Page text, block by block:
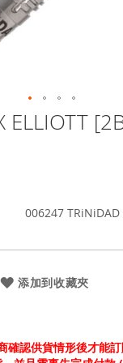
ELLIOTT
006247 TRiNiDAD
添加到收藏夾
認供貨情形後才能訂